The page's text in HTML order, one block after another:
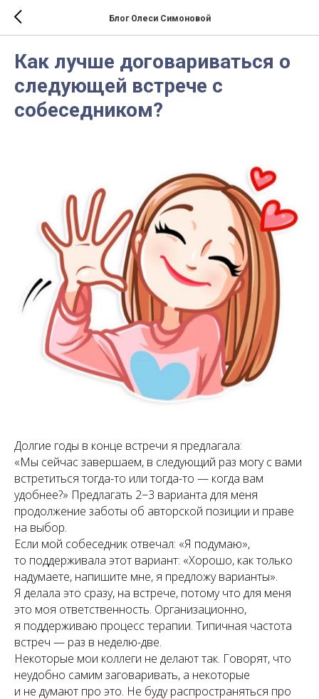
Блог Олеси Симоновой
Как лучше договариваться о
следующей встрече с
собеседником?
Долгие годы в конце встречи я предлагала:
«Мы сейчас завершаем, в следующий раз могу с вами
встретиться тогда-то или тогда-то — когда вам
удобнее?» Предлагать 2−3 варианта для меня
продолжение заботы об авторской позиции и праве
на выбор.
Если мой собеседник отвечал: «Я подумаю»,
то поддерживала этот вариант: «Хорошо, как только
надумаете, напишите мне, я предложу варианты».
Я делала это сразу, на встрече, потому что для меня
это моя ответственность. Организационно,
я поддерживаю процесс терапии. Типичная частота
встреч — раз в неделю-две.
Некоторые мои коллеги не делают так. Говорят, что
неудобно самим заговаривать, а некоторые
и не думают про это. Не буду распространяться про